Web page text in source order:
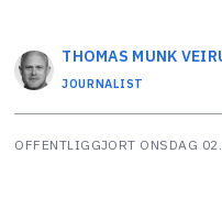
THOMAS MUNK
JOURNALIST
OFFENTLIGGJORT ONSDAG